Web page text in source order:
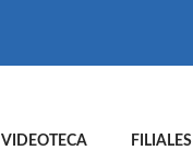
VIDEOTECA FILIALES